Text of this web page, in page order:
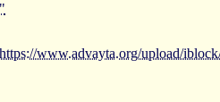
www.advayta.org/upload/